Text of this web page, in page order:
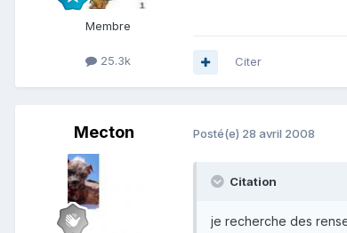
Membre
25.3k Citer
Mecton Posté(e) 28 avril 2008
Citation
je recherche des